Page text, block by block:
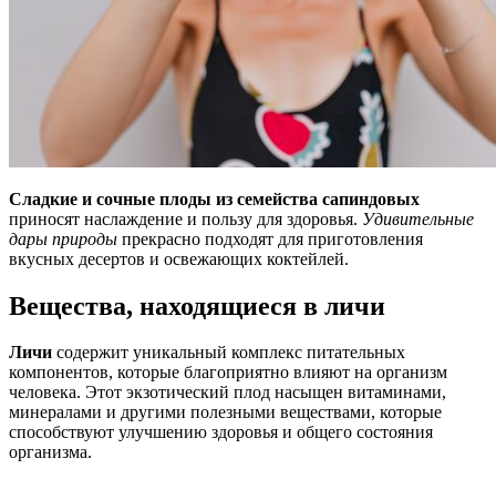
Сладкие и сочные плоды из семейства сапиндовых
приносят наслаждение и пользу для здоровья. Удивительные
дары природы прекрасно подходят для приготовления
вкусных десертов и освежающих коктейлей.
Вещества, находящиеся в личи
Личи содержит уникальный комплекс питательных
компонентов, которые благоприятно влияют на организм
человека. Этот экзотический плод насыщен витаминами,
минералами и другими полезными веществами, которые
способствуют улучшению здоровья и общего состояния
организма.